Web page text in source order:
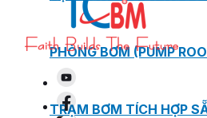
PHÒNG BƠM (PUMP
TRẠM BƠM TÍCH HỢP